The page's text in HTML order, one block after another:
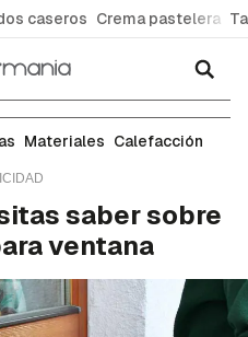
caseros Crema pastelera
Materiales Calefacción
saber sobre
ventana